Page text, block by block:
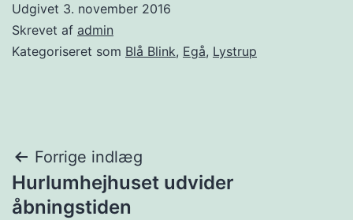
Udgivet 3. november 2016
Skrevet af admin
Kategoriseret som Blå Blink, Egå, Lystrup
Indlægsnavigation
Forrige indlæg
Hurlumhejhuset udvider
åbningstiden